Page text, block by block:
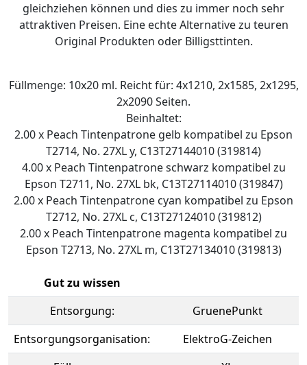
gleichziehen können und dies zu immer noch sehr
attraktiven Preisen. Eine echte Alternative zu teuren
Original Produkten oder Billigsttinten.
Füllmenge: 10x20 ml. Reicht für: 4x1210, 2x1585, 2x1295,
2x2090 Seiten.
Beinhaltet:
2.00 x Peach Tintenpatrone gelb kompatibel zu Epson
T2714, No. 27XL y, C13T27144010 (319814)
4.00 x Peach Tintenpatrone schwarz kompatibel zu
Epson T2711, No. 27XL bk, C13T27114010 (319847)
2.00 x Peach Tintenpatrone cyan kompatibel zu Epson
T2712, No. 27XL c, C13T27124010 (319812)
2.00 x Peach Tintenpatrone magenta kompatibel zu
Epson T2713, No. 27XL m, C13T27134010 (319813)
Gut zu wissen
Entsorgung:
GruenePunkt
Entsorgungsorganisation:
ElektroG-Zeichen